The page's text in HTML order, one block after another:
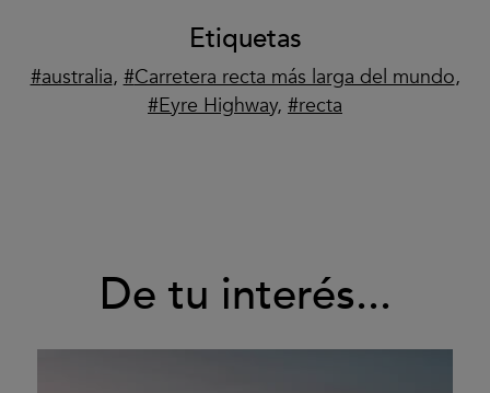
Etiquetas
australia, Carretera recta más larga del mundo,
Eyre Highway, recta
De tu interés...